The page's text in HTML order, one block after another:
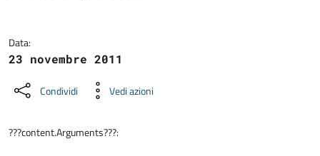
Data:
23 novembre 2011
Condividi Vedi azioni
???content.Arguments???: